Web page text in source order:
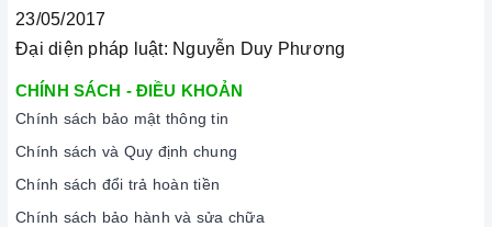
Bước 4:Sau khi khách hàng đồng ý với giá, kỹ thuật
viên sẽ tiến hành sửa chữa đúng kỹ thuật và quy trình.
Bước 5:Đảm bảo sản phẩm hoạt động tốt trước khi bàn
Bước 6:
Kết thúc và nhận thanh toán dịch vụ như khi
báo giá tại nhà từ phía khách hàng (
23/05/2017
Đại diện pháp luật: Nguyễn Duy Phương
CHÍNH SÁCH - ĐIỀU KHOẢN
Chính sách bảo mật thông tin
Chính sách và Quy định chung
Chính sách đổi trả hoàn tiền
Chính sách bảo hành và sửa chữa